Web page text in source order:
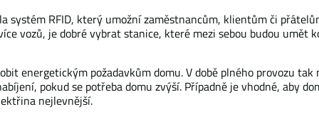
systém RFID, který umožní zaměstnancům, klientům či
vozů, je dobré vybrat stanice, které mezi sebou budou umět
energetickým požadavkům domu. V době plného provozu
pokud se potřeba domu zvýší. Případně je vhodné, aby
nejlevnější.